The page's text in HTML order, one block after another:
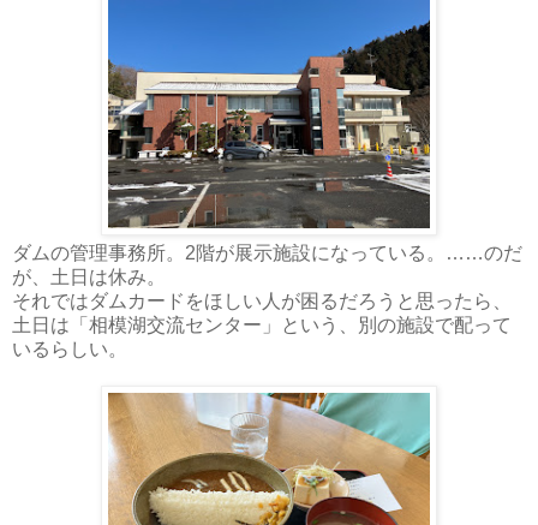
ダムの管理事務所。2階が展示施設になっている。……のだ
が、土日は休み。
それではダムカードをほしい人が困るだろうと思ったら、
土日は「相模湖交流センター」という、別の施設で配って
いるらしい。